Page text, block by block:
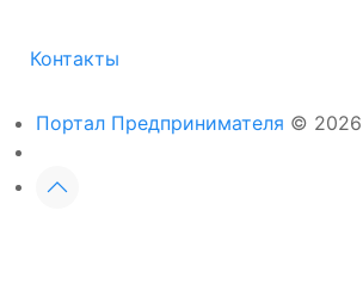
Контакты
Портал Предпринимателя © 2026